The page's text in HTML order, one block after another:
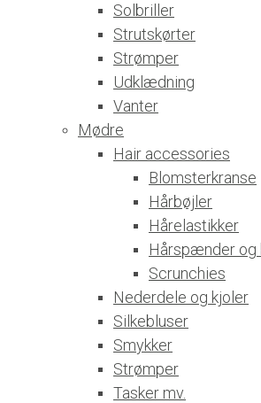
Solbriller
Strutskørter
Strømper
Udklædning
Vanter
Mødre
Hair accessories
Blomsterkranse
Hårbøjler
Hårelastikker
Hårspænder og
Scrunchies
Nederdele og kjoler
Silkebluser
Smykker
Strømper
Tasker mv.